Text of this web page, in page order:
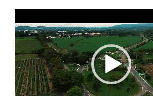
de
vídeo